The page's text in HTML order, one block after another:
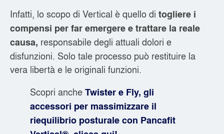
Infatti, lo scopo di Vertical è quello di togliere i
compensi per far emergere e trattare la reale
causa, responsabile degli attuali dolori e
disfunzioni. Solo tale processo può restituire la
vera libertà e le originali funzioni.
Scopri ancheTwister e Fly, gli
accessori per massimizzare il
riequilibrio posturale con Pancafit